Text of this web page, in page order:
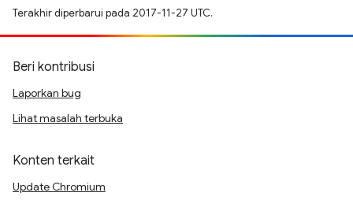
Terakhir diperbarui pada 2017-11-27 UTC.
Beri kontribusi
Laporkan bug
Lihat masalah terbuka
Konten terkait
Update Chromium